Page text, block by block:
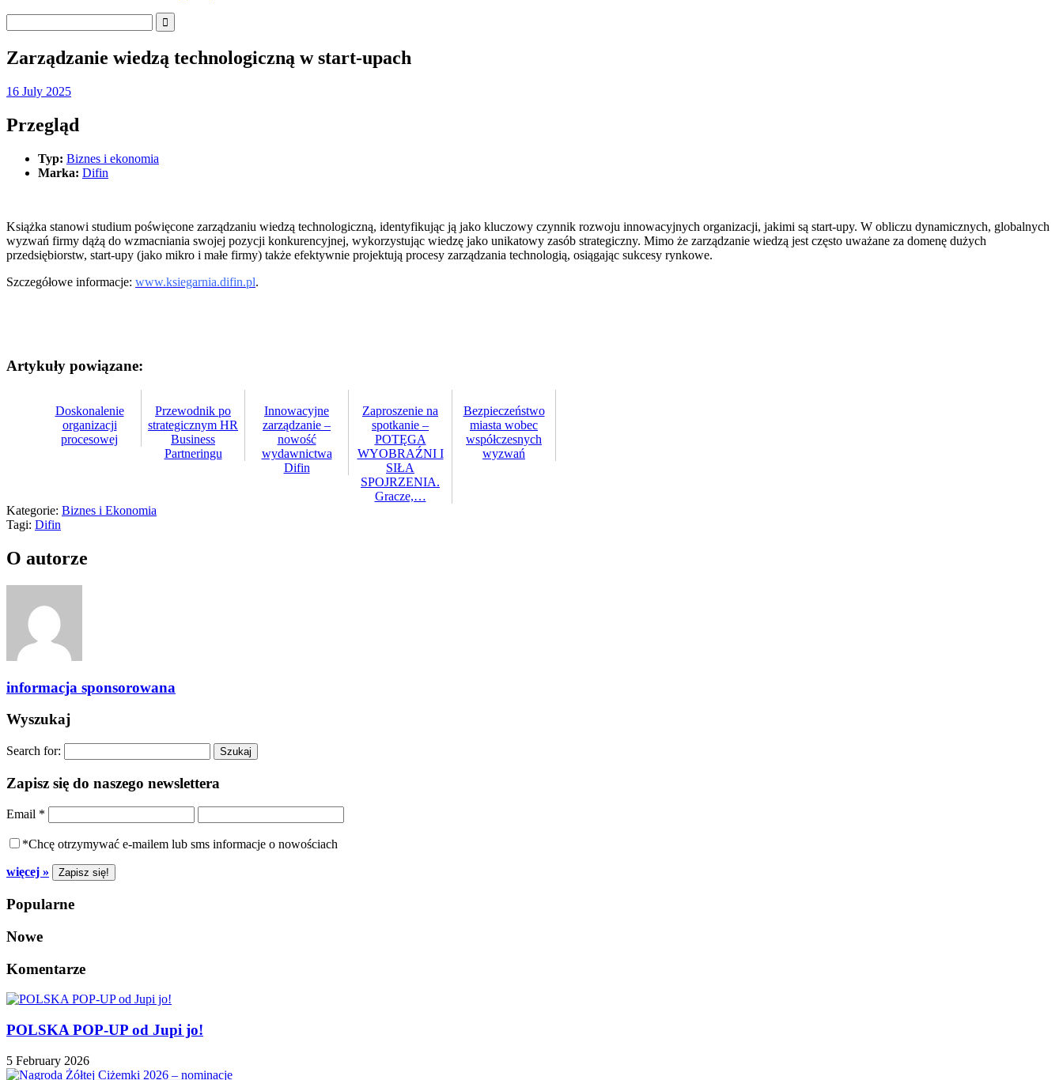
Zarządzanie wiedzą technologiczną w start-upach
16 July 2025
Przegląd
Typ: Biznes i ekonomia
Marka: Difin
Książka stanowi studium poświęcone zarządzaniu wiedzą technologiczną, identyfikując ją jako kluczowy czynnik rozwoju innowacyjnych organizacji, jakimi są start-upy. W obliczu dynamicznych, globalnych
wyzwań firmy dążą do wzmacniania swojej pozycji konkurencyjnej, wykorzystując wiedzę jako unikatowy zasób strategiczny. Mimo że zarządzanie wiedzą jest często uważane za domenę dużych
przedsiębiorstw, start-upy (jako mikro i małe firmy) także efektywnie projektują procesy zarządzania technologią, osiągając sukcesy rynkowe.
Szczegółowe informacje: www.ksiegarnia.difin.pl.
Artykuły powiązane:
Doskonalenie
organizacji
procesowej
Przewodnik po
strategicznym HR
Business
Partneringu
Innowacyjne
zarządzanie –
nowość
wydawnictwa
Difin
Zaproszenie na
spotkanie –
POTĘGA
WYOBRAŹNI I
SIŁA
SPOJRZENIA.
Gracze,…
Bezpieczeństwo
miasta wobec
współczesnych
wyzwań
Kategorie: Biznes i Ekonomia
Tagi: Difin
O autorze
informacja sponsorowana
Wyszukaj
Search for:
Zapisz się do naszego newslettera
Email *
*Chcę otrzymywać e-mailem lub sms informacje o nowościach
więcej »
Popularne
Nowe
Komentarze
POLSKA POP-UP od Jupi jo!
5 February 2026